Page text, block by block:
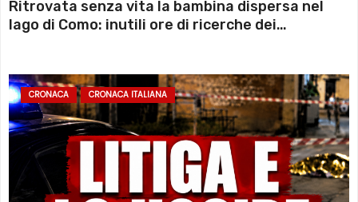
Ritrovata senza vita la bambina dispersa nel
lago di Como: inutili ore di ricerche dei
CRONACA CRONACA ITALIANA